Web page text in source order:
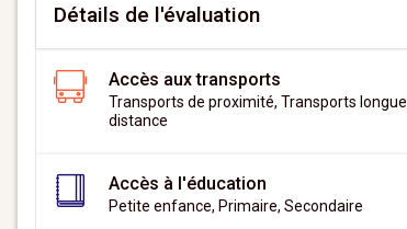
Détails de l'évaluation
Accès aux transports
Transports de proximité, Transports longue
distance
Accès à l'éducation
Petite enfance, Primaire, Secondaire